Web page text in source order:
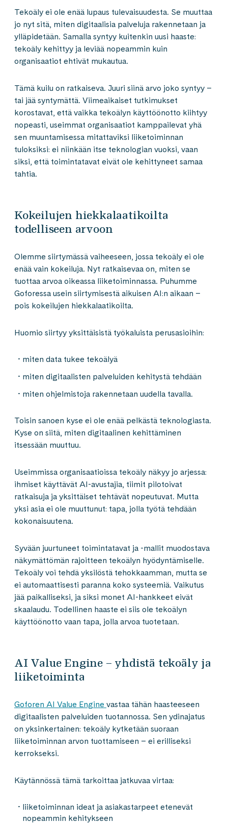
Tekoäly ei ole enää lupaus tulevaisuudesta. Se muuttaa
jo nyt sitä, miten digitaalisia palveluja rakennetaan ja
ylläpidetään. Samalla syntyy kuitenkin uusi haaste:
tekoäly kehittyy ja leviää nopeammin kuin
organisaatiot ehtivät mukautua.
Tämä kuilu on ratkaiseva. Juuri siinä arvo joko syntyy –
tai jää syntymättä. Viimeaikaiset tutkimukset
korostavat, että vaikka tekoälyn käyttöönotto kiihtyy
nopeasti, useimmat organisaatiot kamppailevat yhä
sen muuntamisessa mitattaviksi liiketoiminnan
tuloksiksi: ei niinkään itse teknologian vuoksi, vaan
siksi, että toimintatavat eivät ole kehittyneet samaa
tahtia.
Kokeilujen hiekkalaatikoilta
todelliseen arvoon
Olemme siirtymässä vaiheeseen, jossa tekoäly ei ole
enää vain kokeiluja. Nyt ratkaisevaa on, miten se
tuottaa arvoa oikeassa liiketoiminnassa. Puhumme
Goforessa usein siirtymisestä aikuisen AI:n aikaan –
pois kokeilujen hiekkalaatikoilta.
Huomio siirtyy yksittäisistä työkaluista perusasioihin:
miten data tukee tekoälyä
miten digitaalisten palveluiden kehitystä tehdään
miten ohjelmistoja rakennetaan uudella tavalla.
Toisin sanoen kyse ei ole enää pelkästä teknologiasta.
Kyse on siitä, miten digitaalinen kehittäminen
itsessään muuttuu.
Useimmissa organisaatioissa tekoäly näkyy jo arjessa:
ihmiset käyttävät AI-avustajia, tiimit pilotoivat
ratkaisuja ja yksittäiset tehtävät nopeutuvat. Mutta
yksi asia ei ole muuttunut: tapa, jolla työtä tehdään
kokonaisuutena.
Syvään juurtuneet toimintatavat ja -mallit muodostava
näkymättömän rajoitteen tekoälyn hyödyntämiselle.
Tekoäly voi tehdä yksilöstä tehokkaamman, mutta se
ei automaattisesti paranna koko systeemiä. Vaikutus
jää paikalliseksi, ja siksi monet AI-hankkeet eivät
skaalaudu. Todellinen haaste ei siis ole tekoälyn
käyttöönotto vaan tapa, jolla arvoa tuotetaan.
AI Value Engine – yhdistä tekoäly ja
liiketoiminta
Goforen AI Value Engine vastaa tähän haasteeseen
digitaalisten palveluiden tuotannossa. Sen ydinajatus
on yksinkertainen: tekoäly kytketään suoraan
liiketoiminnan arvon tuottamiseen – ei erilliseksi
kerrokseksi.
Käytännössä tämä tarkoittaa jatkuvaa virtaa:
liiketoiminnan ideat ja asiakastarpeet etenevät
nopeammin kehitykseen